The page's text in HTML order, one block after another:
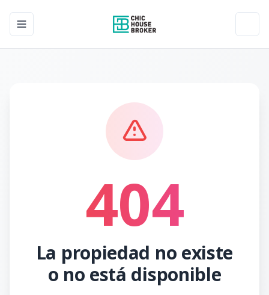
Toggle navigation menu
404
La propiedad no existe
o no está disponible